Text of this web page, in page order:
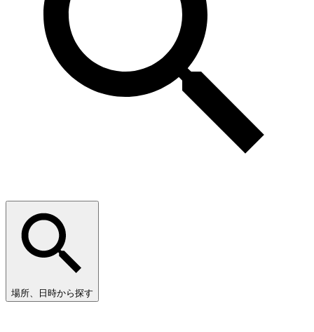
場所、日時から探す